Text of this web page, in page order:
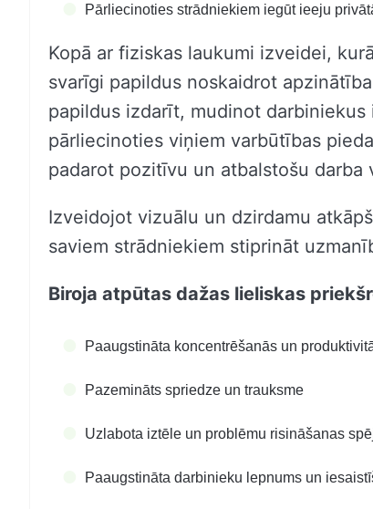
Pārliecinoties strādniekiem iegūt ieeju
Kopā ar fiziskas laukumi izveidei,
svarīgi papildus noskaidrot
papildus izdarīt, mudinot
pārliecinoties viņiem varbūtības
padarot pozitīvu un atbalstošu darba
Izveidojot vizuālu un dzirdamu
saviem strādniekiem stiprināt
Biroja atpūtas dažas lieliskas
Paaugstināta koncentrēšanās un
Pazemināts spriedze un trauksme
Uzlabota iztēle un problēmu risināšanas
Paaugstināta darbinieku lepnums un